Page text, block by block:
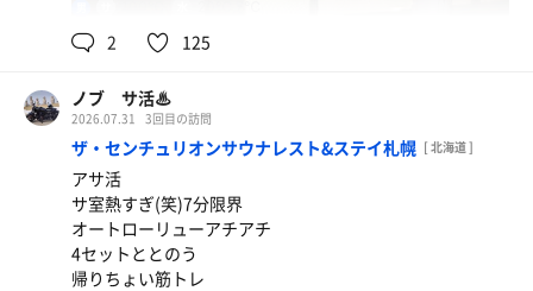
アサヒスーパードライ
やっぱり魚は酒のつまみに合う
水
2 125
ノブ サ活♨
2026.07.31 3回目の訪問
ザ・センチュリオンサウナレスト&ステイ札幌 [ 北海道 ]
アサ活
サ室熱すぎ(笑)7分限界
オートローリューアチアチ
4セットととのう
帰りちょい筋トレ